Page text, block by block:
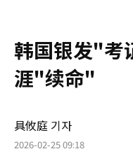
韩国银发"考
涯"续命"
具攸庭 기자
2026-02-25 09:18